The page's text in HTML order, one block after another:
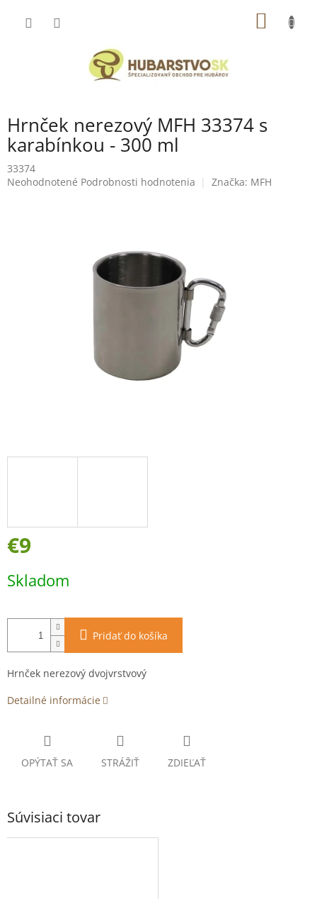
Hrnček nerezový MFH 33374 s
karabínkou - 300 ml
33374
Priemerné
Neohodnotené Podrobnosti hodnotenia Značka: MFH
€9
cena:
Skladom
Pridať do košíka
Hrnček nerezový dvojvrstvový
Detailné informácie
OPÝTAŤ SA STRÁŽIŤ ZDIEĽAŤ
Súvisiaci tovar